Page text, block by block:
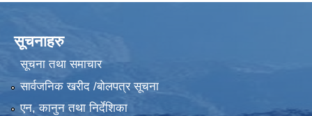
सूचनाहरु
सूचना तथा समाचार
सार्वजनिक खरीद /बोलपत्र सूचना
एन, कानुन तथा निर्देशिका